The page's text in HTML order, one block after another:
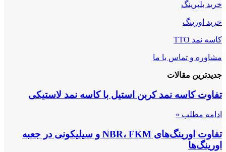
خرید بلبرینگ
خرید اورینگ
کاسه نمد TTO
مشاوره و تماس با ما
جدیدترین مقالات
تفاوت کاسه نمد کربن استیل با کاسه نمد لاستیکی
ادامه مطلب »
تفاوت اورینگ‌های NBR، FKM و سیلیکونی در جعبه
اورینگ‌ها